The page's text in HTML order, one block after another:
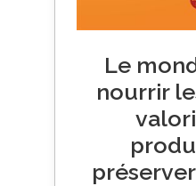
Le
nourrir